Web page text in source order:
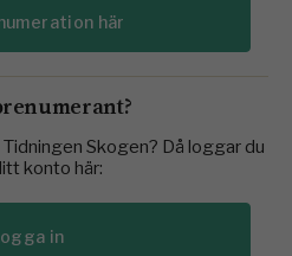
här
Skogen? Då loggar du
konto här:
in